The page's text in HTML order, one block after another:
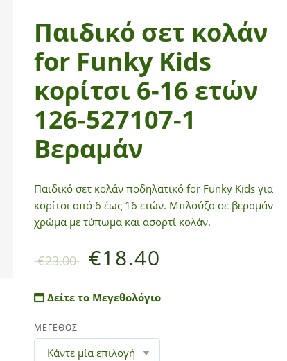
Παιδικό σετ κολάν
for Funky Kids
κορίτσι 6-16 ετών
126-527107-1
Βεραμάν
Παιδικό σετ κολάν ποδηλατικό for Funky Kids για
κορίτσι από 6 έως 16 ετών. Μπλούζα σε βεραμάν
χρώμα με τύπωμα και ασορτί κολάν.
€23.00 €18.40
Δείτε το Μεγεθολόγιο
ΜΕΓΕΘΟΣ